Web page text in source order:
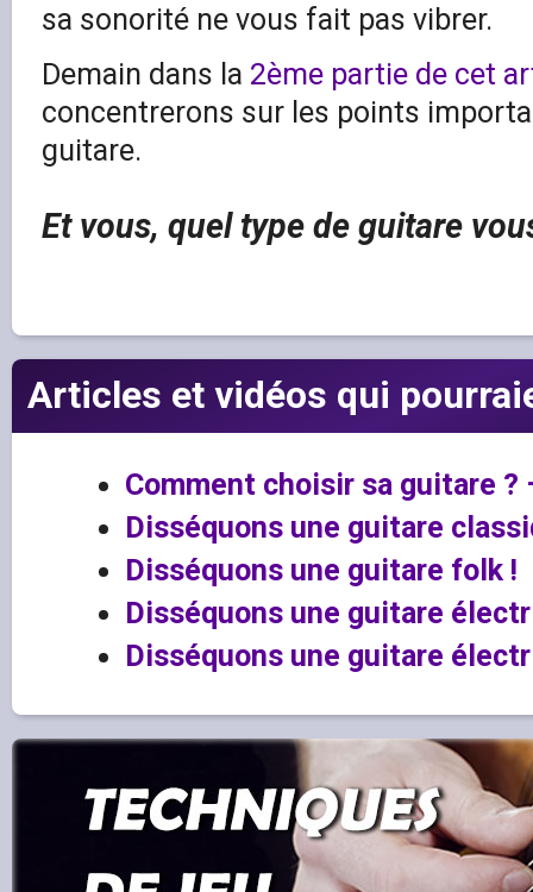
sa sonorité ne vous fait pas vibrer.
Demain dans la 2ème partie de cet
concentrerons sur les points
guitare.
Et vous, quel type de guitare
Articles et vidéos qui
Comment choisir sa guitare ?
Disséquons une guitare
Disséquons une guitare folk !
Disséquons une guitare
Disséquons une guitare